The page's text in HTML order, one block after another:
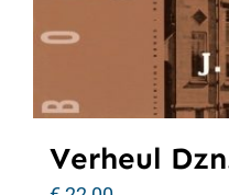
Verheul